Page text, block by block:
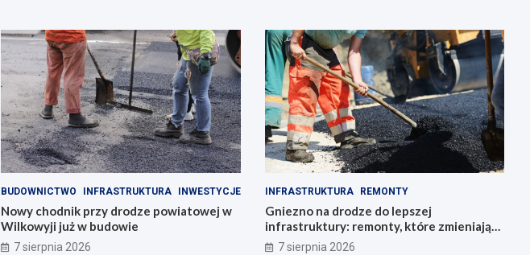
BUDOWNICTWO INFRASTRUKTURA INWESTYCJE
Nowy chodnik przy drodze powiatowej w
Wilkowyji już w budowie
7 sierpnia 2026
INFRASTRUKTURA REMONTY
Gniezno na drodze do lepszej
infrastruktury: remonty, które zmieniają
miasto
7 sierpnia 2026